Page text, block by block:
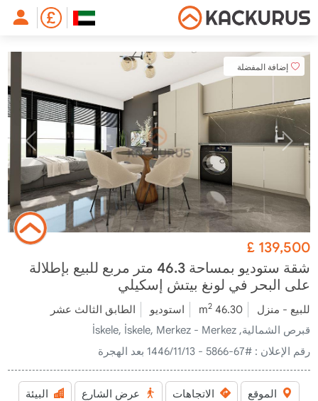
إضافة المفضلة
139,500
£
شقة ستوديو بمساحة 46.3 متر مربع للبيع بإطلالة
على البحر في لونغ بيتش إسكيلي
للبيع - منزل 46.30 m
2 استوديو
الطابق الثالث عشر
قبرص الشمالية, İskele, İskele, Merkez - Merkez
رقم الإعلان : #67-5866 - 13‏‏/11‏‏/1446 بعد الهجرة
الموقع الاتجاهات عرض الشارع البيئة